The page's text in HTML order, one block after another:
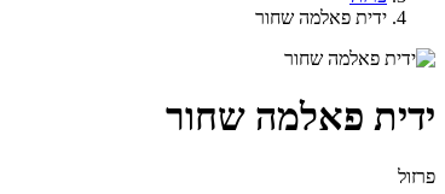
ידית פאלמה שחור
ידית פאלמה שחור
פרזול